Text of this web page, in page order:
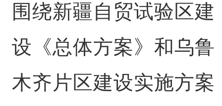
围绕新疆自贸试验区建
设《总体方案》和乌鲁
木齐片区建设实施方案